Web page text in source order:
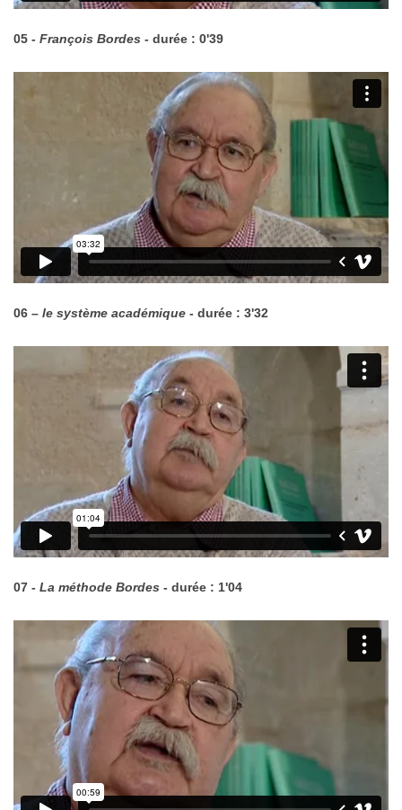
05 - François Bordes - durée : 0'39
06 – le système académique - durée : 3'32
07 - La méthode Bordes - durée : 1'04